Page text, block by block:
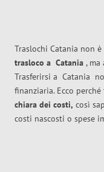
Traslochi Catania non
trasloco a Catania , ma
Trasferirsi a Catania
finanziaria. Ecco
chiara dei costi, così
costi nascosti o spese